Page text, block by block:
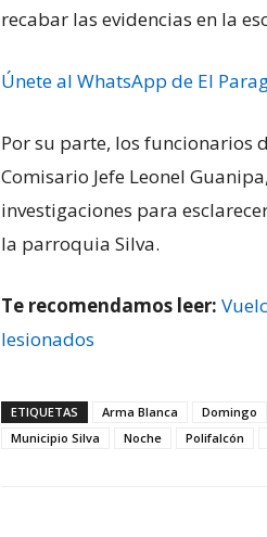
recabar las evidencias en la
Únete al WhatsApp de El
Por su parte, los funcionarios
Comisario Jefe Leonel
investigaciones para
la parroquia Silva.
Te recomendamos leer:
lesionados
ETIQUETAS Arma Blanca Domingo
Municipio Silva
Noche Polifalcón